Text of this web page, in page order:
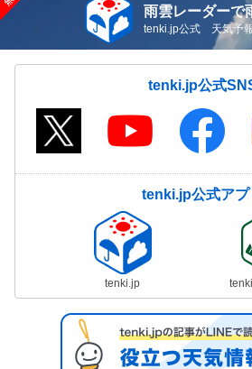
雨雲レーダーで
tenki.jp公式 天気予
tenki.jp公式
tenki.jp公式アプ
tenki.jp